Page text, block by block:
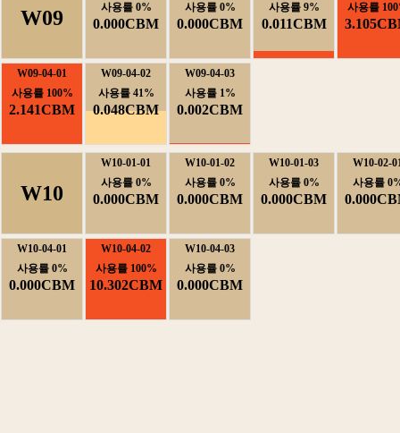
W09
사용률0%
0.000CBM
사용률0%
0.000CBM
사용률9%
0.011CBM
사용률
W09-04-01
사용률100%
2.141CBM
W09-04-02
사용률41%
0.048CBM
W09-04-03
사용률1%
0.002CBM
W10
W10-01-01
사용률0%
0.000CBM
W10-01-02
사용률0%
0.000CBM
W10-01-03
사용률0%
0.000CBM
W10-02-
사용률
W10-04-01
사용률0%
0.000CBM
W10-04-02
사용률100%
10.302CBM
W10-04-03
사용률0%
0.000CBM